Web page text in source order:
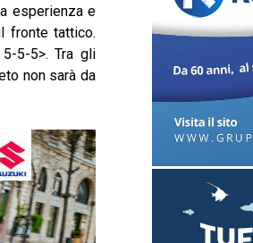
esperienza e
fronte tattico.
5-5>. Tra gli
non sarà da